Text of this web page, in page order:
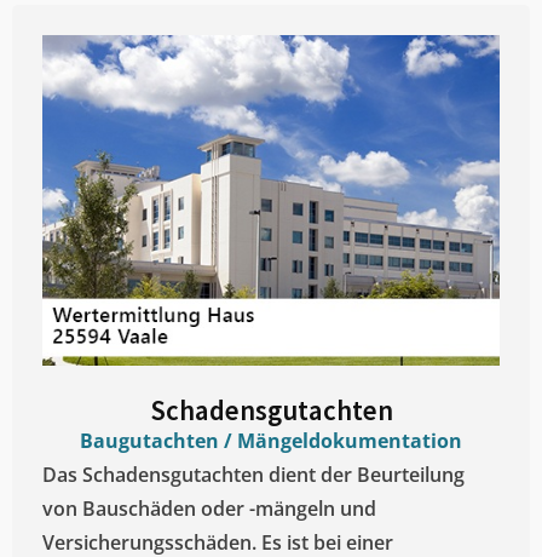
Schadensgutachten
Baugutachten / Mängeldokumentation
Das Schadensgutachten dient der Beurteilung
von Bauschäden oder -mängeln und
Versicherungsschäden. Es ist bei einer